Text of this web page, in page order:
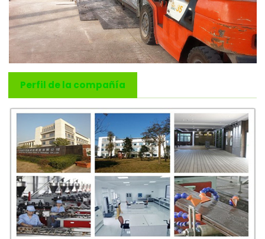
Perfil de la compañía